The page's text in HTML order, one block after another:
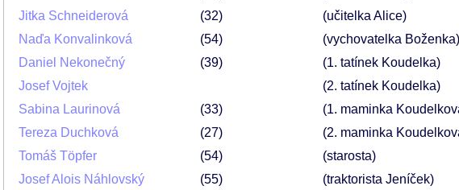
Jitka Schneiderová
32
(učitelka Alice)
Naďa Konvalinková
54
(vychovatelka Boženka)
Daniel Nekonečný
39
(1. tatínek Koudelka)
Josef Vojtek
(2. tatínek Koudelka)
Sabina Laurinová
33
(1. maminka
Tereza Duchková
27
(2. maminka
Tomáš Töpfer
54
(starosta)
Josef Alois Náhlovský
55
(traktorista Jeníček)